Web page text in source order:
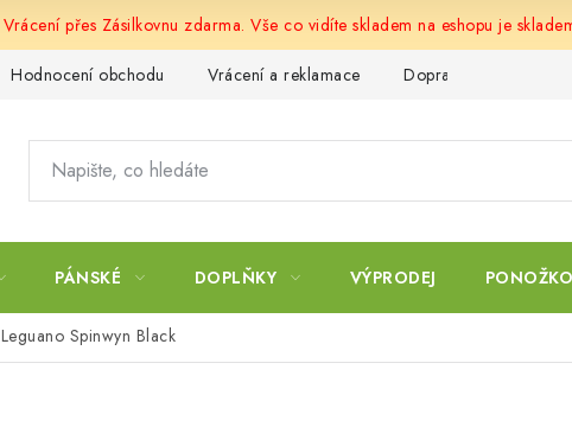
Vrácení přes Zásilkovnu zdarma. Vše co vidíte skladem na eshopu je
Hodnocení obchodu Vrácení a reklamace Doprava a platba
PÁNSKÉ DOPLŇKY VÝPRODEJ
Leguano Spinwyn Black